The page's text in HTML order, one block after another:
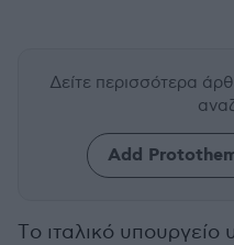
Δείτε περισσότερα
Add
Tο ιταλικό υπουργείο